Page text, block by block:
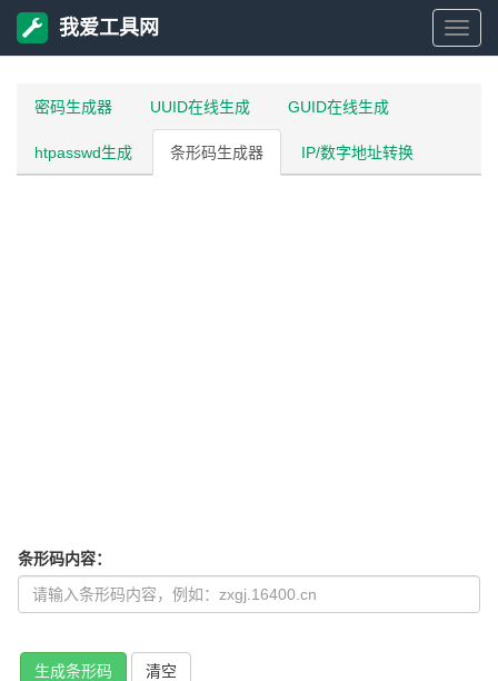
我
我爱工具网
密码生成器 UUID在线生成 GUID在线生成
htpasswd生成 条形码生成器 IP/数字地址转换
条形码内容：
生成条形码 清空